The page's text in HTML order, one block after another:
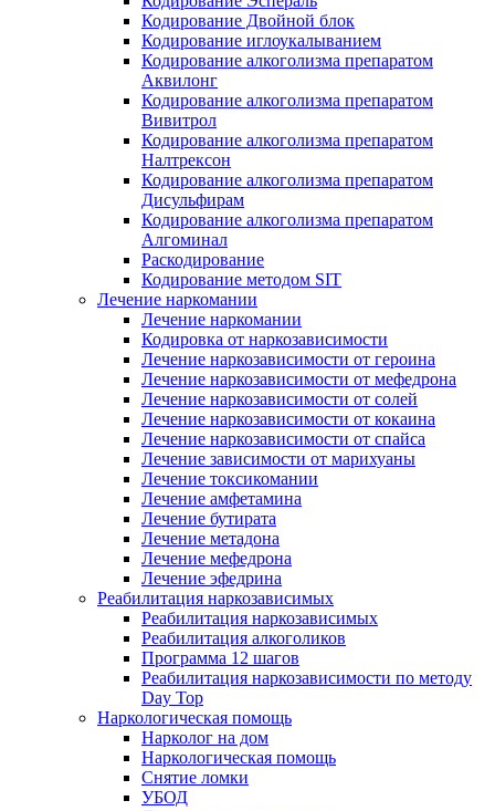
Кодирование Двойной блок
Кодирование иглоукалыванием
Кодирование алкоголизма препаратом
Аквилонг
Кодирование алкоголизма препаратом
Вивитрол
Кодирование алкоголизма препаратом
Налтрексон
Кодирование алкоголизма препаратом
Дисульфирам
Кодирование алкоголизма препаратом
Алгоминал
Раскодирование
Кодирование методом SIT
Лечение наркомании
Лечение наркомании
Кодировка от наркозависимости
Лечение наркозависимости от героина
Лечение наркозависимости от мефедрона
Лечение наркозависимости от солей
Лечение наркозависимости от кокаина
Лечение наркозависимости от спайса
Лечение зависимости от марихуаны
Лечение токсикомании
Лечение амфетамина
Лечение бутирата
Лечение метадона
Лечение мефедрона
Лечение эфедрина
Реабилитация наркозависимых
Реабилитация наркозависимых
Реабилитация алкоголиков
Программа 12 шагов
Реабилитация наркозависимости по методу
Day Top
Наркологическая помощь
Нарколог на дом
Наркологическая помощь
Снятие ломки
УБОД